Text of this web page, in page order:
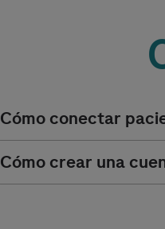
Cómo conectar
Cómo crear una